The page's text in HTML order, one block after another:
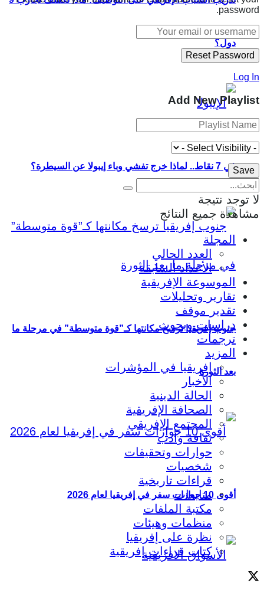
دول؟
في 7 نقاط.. لماذا خرج تفشي وباء إيبولا عن السيطرة؟
جنوب إفريقيا ترسخ مكانتها كـ”قوة متوسطة” في مرحلة ما
بعد الثورة
أقوى 10 جوازات سفر في إفريقيا لعام 2026
password.
Log In
Add New Playlist
لا توجد نتيجة
مشاهدة جميع النتائج
المجلة
العدد الحالي
الأعداد السابقة
الموسوعة الإفريقية
تقارير وتحليلات
تقدير موقف
دراسات وبحوث
ترجمات
المزيد
إفريقيا في المؤشرات
الأخبار
الحالة الدينية
الصحافة الإفريقية
المجتمع الإفريقي
ثقافة وأدب
حوارات وتحقيقات
شخصيات
قراءات تاريخية
متابعات
مكتبة الملفات
منظمات وهيئات
نظرة على إفريقيا
كتاب قراءات إفريقية